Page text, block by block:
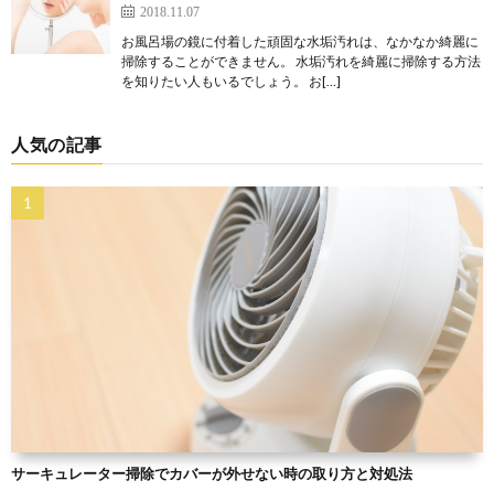
2018.11.07
お風呂場の鏡に付着した頑固な水垢汚れは、なかなか綺麗に
掃除することができません。 水垢汚れを綺麗に掃除する方法
を知りたい人もいるでしょう。 お[…]
人気の記事
サーキュレーター掃除でカバーが外せない時の取り方と対処法